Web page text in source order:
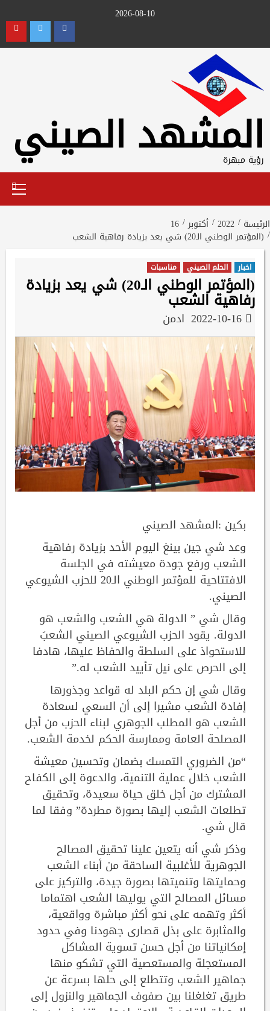
2026-08-10
Facebook
Twitter
المشهد الصيني
رؤية مبهرة
Primary
الرئيسة 2022 أكتوبر 16
(المؤتمر الوطني الـ20) شي يعد بزيادة رفاهية الشعب
اخبار الحلم الصيني مناسبات
(المؤتمر الوطني الـ20) شي يعد بزيادة
رفاهية الشعب
ادمن
بكين :المشهد الصيني
وعد شي جين بينغ اليوم الأحد بزيادة رفاهية
الشعب ورفع جودة معيشته في الجلسة
الافتتاحية للمؤتمر الوطني الـ20 للحزب الشيوعي
الصيني.
وقال شي ” الدولة هي الشعب والشعب هو
الدولة. يقود الحزب الشيوعي الصيني الشعبَ
للاستحواذ على السلطة والحفاظ عليها، هادفا
إلى الحرص على نيل تأييد الشعب له.”
وقال شي إن حكم البلد له قواعد وجذورها
إفادة الشعب مشيرا إلى أن السعي لسعادة
الشعب هو المطلب الجوهري لبناء الحزب من أجل
المصلحة العامة وممارسة الحكم لخدمة الشعب.
“من الضروري التمسك بضمان وتحسين معيشة
الشعب خلال عملية التنمية، والدعوة إلى الكفاح
المشترك من أجل خلق حياة سعيدة، وتحقيق
تطلعات الشعب إليها بصورة مطردة” وفقا لما
قال شي.
وذكر شي أنه يتعين علينا تحقيق المصالح
الجوهرية للأغلبية الساحقة من أبناء الشعب
وحمايتها وتنميتها بصورة جيدة، والتركيز على
مسائل المصالح التي يوليها الشعب اهتماما
أكثر وتهمه على نحو أكثر مباشرة وواقعية،
والمثابرة على بذل قصارى جهودنا وفي حدود
إمكانياتنا من أجل حسن تسوية المشاكل
المستعجلة والمستعصية التي تشكو منها
جماهير الشعب وتتطلع إلى حلها بسرعة عن
طريق تغلغلنا بين صفوف الجماهير والنزول إلى